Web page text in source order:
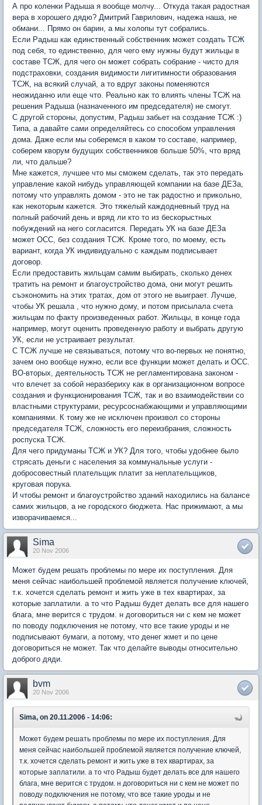
А про коленки Радыша я вообще молчу... Откуда такая радостная
вера в хорошего дядю? Дмитрий Гаврилович, надежа наша, не
обмани... Прямо он барин, а мы холопы тут собрались.
Если Радыш как единственный собственник может создать ТСЖ
под себя, то единственно, для чего ему нужны будут жильцы в
составе ТСЖ, для чего он может собрать собрание - чисто для
подстраховки, создания видимости лигитимности образования
ТСЖ, на всякий случай, а то вдруг законы поменяются
неожиданно или еще что. Реально как то влиять члены ТСЖ на
решения Радыша (назначенного им председателя) не смогут.
С другой стороны, допустим, Радыш забьет на создание ТСЖ :)
Типа, а давайте сами определяйтесь со способом управления
дома. Даже если мы соберемся в каком то составе, например,
соберем кворум будущих собственников больше 50%, что вряд
ли, что дальше?
Мне кажется, лучшее что мы сможем сделать, так это передать
управление какой нибудь управляющей компании на базе ДЕЗа,
потому что управлять домом - это не так радостно и прикольно,
как некоторым кажется. Это тяжелый каждодневный труд на
полный рабочий день и вряд ли кто то из бескорыстных
побуждений на него согласится. Передать УК на базе ДЕЗа
может ОСС, без создания ТСЖ. Кроме того, по моему, есть
вариант, когда УК индивидуально с каждым подписывает
договор.
Если предоставить жильцам самим выбирать, сколько денех
тратить на ремонт и благоустройство дома, они могут решить
съэкономить на этих тратах, дом от этого не выиграет. Лучше,
чтобы УК решала , что нужно дому, и потом присылала счета
жильцам по факту произведенных работ. Жильцы, в конце года
например, могут оценить проведенную работу и выбрать другую
УК, если не устраивает результат.
С ТСЖ лучше не связываться, потому что во-первых не понятно,
зачем оно вообще нужно, если все функции может делать и ОСС.
ВО-вторых, деятельность ТСЖ не регламентирована законом -
что влечет за собой неразбериху как в организационном вопросе
создания и функционирования ТСЖ, так и во взаимодействии со
властными структурами, ресурсоснабжающими и управляющими
компаниями. К тому же не исключен произвол со стороны
председателя ТСЖ, сложность его переизбрания, сложность
роспуска ТСЖ.
Для чего придуманы ТСЖ и УК? Для того, чтобы удобнее было
стрясать деньги с населения за коммунальные услуги -
добросовестный плательщик платит за неплательщиков,
круговая порука.
И чтобы ремонт и благоустройство зданий находились на балансе
самих жильцов, а не городского бюджета. Нас прижимают, а мы
изворачиваемся...
Sima
20 Nov 2006
Может будем решать проблемы по мере их поступления. Для
меня сейчас наибольшей проблемой является получение ключей,
т.к. хочется сделать ремонт и жить уже в тех квартирах, за
которые заплатили. а то что Радыш будет делать все для нашего
блага, мне верится с трудом. н договориться ни с кем не может
по поводу подключения не потому, что все такие уроды и не
подписывают бумаги, а потому, что денег жмет и по цене
договориться не может. Так что делайте выводы относительно
доброго дяди.
bvm
20 Nov 2006
Sima, on 20.11.2006 - 14:06:
Может будем решать проблемы по мере их поступления. Для
меня сейчас наибольшей проблемой является получение ключей,
т.к. хочется сделать ремонт и жить уже в тех квартирах, за
которые заплатили. а то что Радыш будет делать все для нашего
блага, мне верится с трудом. н договориться ни с кем не может по
поводу подключения не потому, что все такие уроды и не